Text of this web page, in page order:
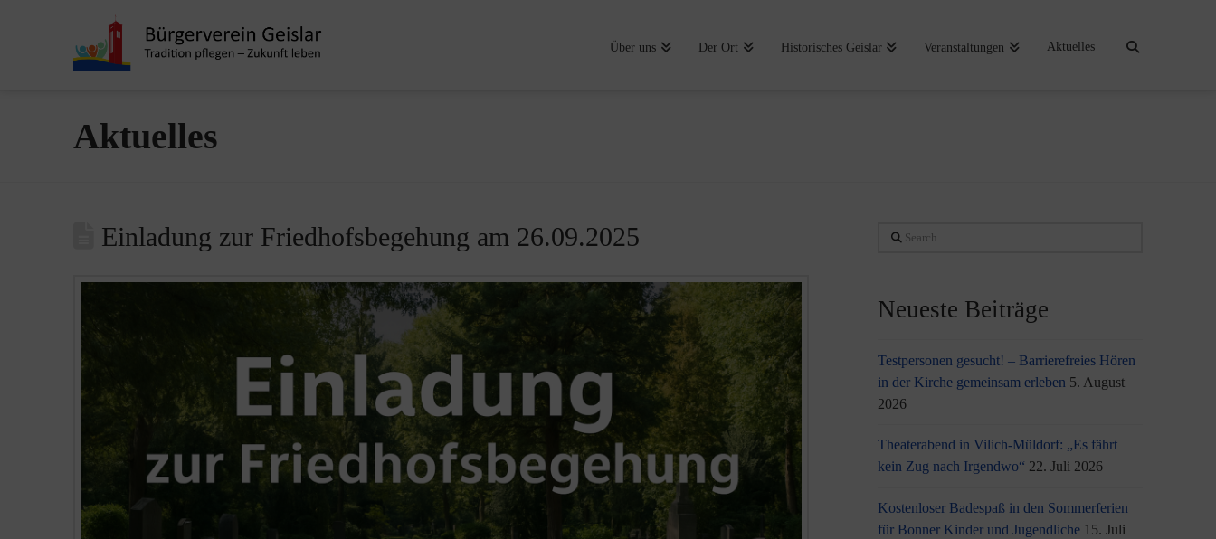
Über uns Der Ort Historisches Geislar Veranstaltungen Aktuelles
Aktuelles
Einladung zur Friedhofsbegehung am 26.09.2025 Search
Neueste Beiträge
Testpersonen gesucht! – Barrierefreies Hören
in der Kirche gemeinsam erleben 5. August
2026
Theaterabend in Vilich-Müldorf: „Es fährt
kein Zug nach Irgendwo“ 22. Juli 2026
Kostenloser Badespaß in den Sommerferien
für Bonner Kinder und Jugendliche 15. Juli